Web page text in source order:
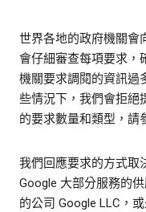
世界各地的政府機關會
會仔細審查每項要求，
機關要求調閱的資訊過
些情況下，我們會拒絕
的要求數量和類型，請
我們回應要求的方式取
Google 大部分服務的
的公司 Google LLC，